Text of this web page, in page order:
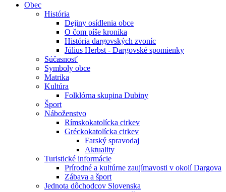
Obec
História
Dejiny osídlenia obce
O čom píše kronika
História dargovských zvoníc
Július Herbst - Dargovské spomienky
Súčasnosť
Symboly obce
Matrika
Kultúra
Folklórna skupina Dubiny
Šport
Náboženstvo
Rímskokatolícka cirkev
Gréckokatolícka cirkev
Farský spravodaj
Aktuality
Turistické informácie
Prírodné a kultúrne zaujímavosti v okolí Dargova
Zábava a šport
Jednota dôchodcov Slovenska